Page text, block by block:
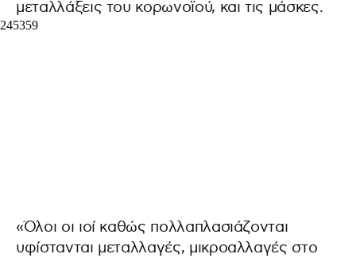
μεταλλάξεις του κορωνοϊού, και τις μάσκες.
«Όλοι οι ιοί καθώς πολλαπλασιάζονται
υφίστανται μεταλλαγές, μικροαλλαγές στο